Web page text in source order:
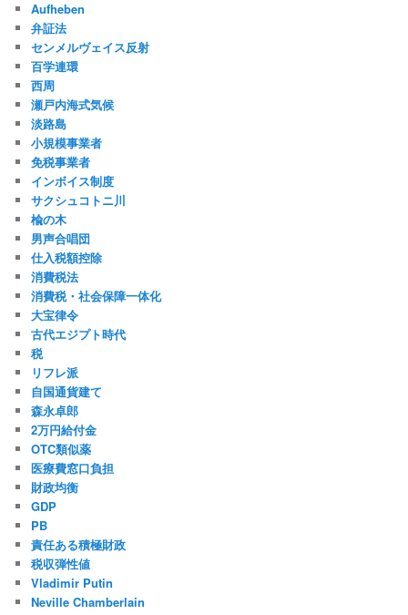
Aufheben
弁証法
センメルヴェイス反射
百学連環
西周
瀬戸内海式気候
淡路島
小規模事業者
免税事業者
インボイス制度
サクシュコトニ川
楡の木
男声合唱団
仕入税額控除
消費税法
消費税・社会保障一体化
大宝律令
古代エジプト時代
税
リフレ派
自国通貨建て
森永卓郎
2万円給付金
OTC類似薬
医療費窓口負担
財政均衡
GDP
PB
責任ある積極財政
税収弾性値
Vladimir Putin
Neville Chamberlain